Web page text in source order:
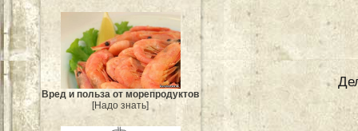
Вред и польза от морепродуктов
[Надо знать]